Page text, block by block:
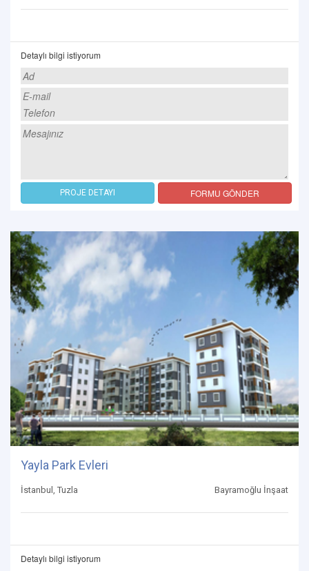
Detaylı bilgi istiyorum
PROJE DETAYI FORMU GÖNDER
Yayla Park Evleri
İstanbul, Tuzla Bayramoğlu İnşaat
Detaylı bilgi istiyorum